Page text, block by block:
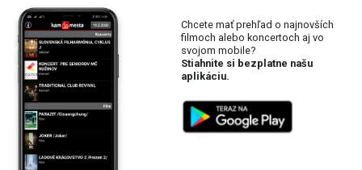
Chcete mať prehľad o najnovších
filmoch alebo koncertoch aj vo
svojom mobile?
Stiahnite si bezplatne našu
aplikáciu.